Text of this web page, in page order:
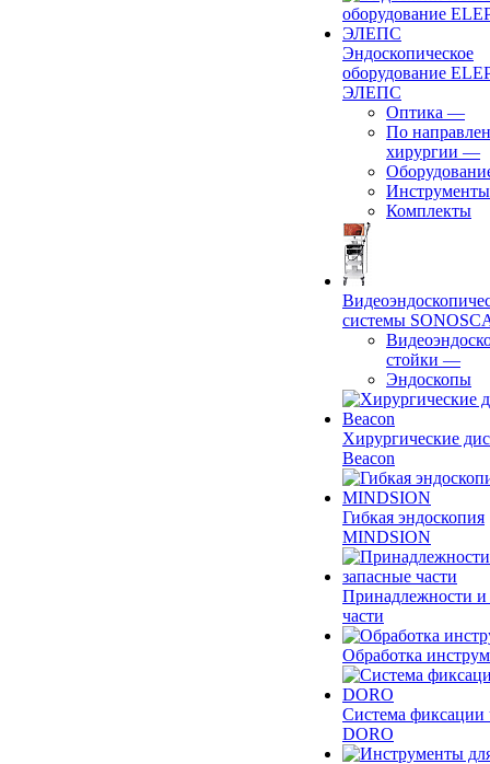
Эндоскопическое
оборудование
ЭЛЕПС
Оптика —
По
хирургии —
Инструменты
Комплекты
системы
стойки —
Эндоскопы
Хирургические
Beacon
Гибкая эндоскопия
MINDSION
Принадлежности и
части
Обработка
Система фиксации
DORO